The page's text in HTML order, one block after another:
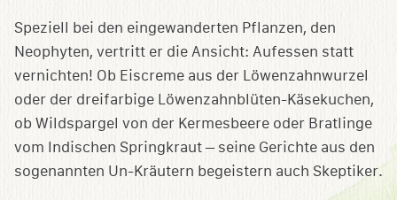
Speziell bei den eingewanderten Pflanzen, den
Neophyten, vertritt er die Ansicht: Aufessen statt
vernichten! Ob Eiscreme aus der Löwenzahnwurzel
oder der dreifarbige Löwenzahnblüten-Käsekuchen,
ob Wildspargel von der Kermesbeere oder Bratlinge
vom Indischen Springkraut – seine Gerichte aus den
sogenannten Un-Kräutern begeistern auch Skeptiker.